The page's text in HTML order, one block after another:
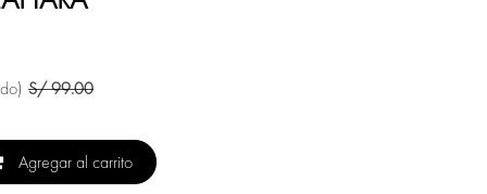
S/99.00
Agregar al carrito